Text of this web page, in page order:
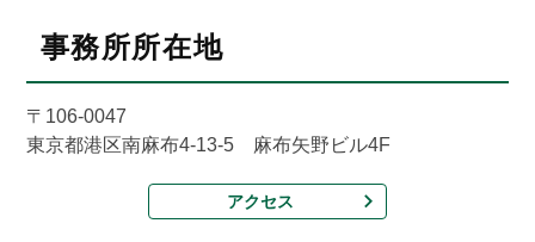
事務所所在地
〒106-0047
東京都港区南麻布4-13-5 麻布矢野ビル4F
アクセス